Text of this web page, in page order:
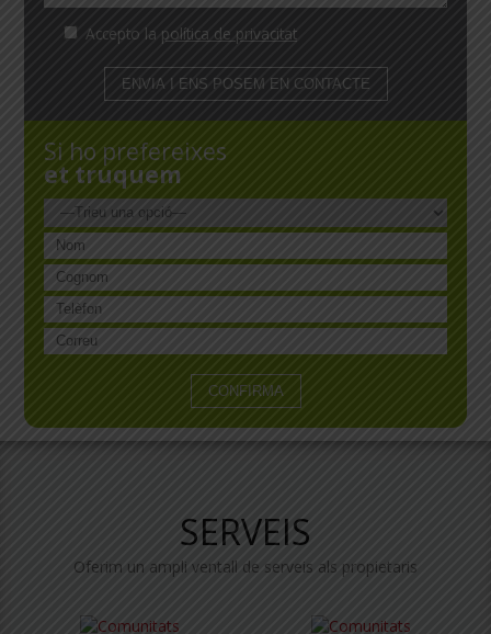
Accepto la política de privacitat
Si ho prefereixes
et truquem
SERVEIS
Oferim un ampli ventall de serveis als propietaris